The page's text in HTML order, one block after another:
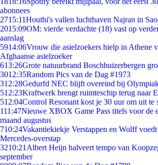
abonnees
2715:11Houthi's vallen luchthaven Najran in
2015:09OM: vierde verdachte (18) vast op
aanslag
5914:06Vrouw die asielzoekers hielp in Athene
Afghaanse asielzoeker
613:26Grote natuurbrand Boschhuizerbergen
3012:35Random Pics van de Dag #1973
312:28Gedurfd NEC blijft overeind bij
512:23Kraftwerk brengt ruimteschip terug naar
512:04Control Resonant kost je 30 uur om uit te
111:47Nieuwe XBOX Game Pass titels voor de
maand augustus
710:24Vakantiekiekje Verstappen en Wolff
Mercedes-overstap
3210:21 Albert Heijn halveert tempo van
september